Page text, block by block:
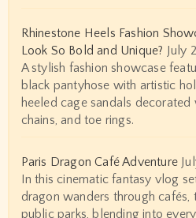
Rhinestone Heels Fashion
Look So Bold and Unique? July
A stylish fashion showcase
black pantyhose with artistic
heeled cage sandals
chains, and toe rings.
Paris Dragon Café Adventure
In this cinematic fantasy vlog
dragon wanders through cafés,
public parks, blending into